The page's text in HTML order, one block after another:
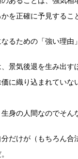
を正確に予見するこ
るための「強い理由
、景気後退を生み出
に織り込まれていな
身の人間なのでそん
だけが（もちろん